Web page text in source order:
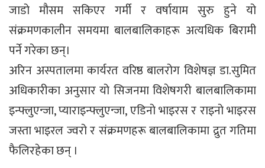
जाडो मौसम सकिएर गर्मी र वर्षायाम सुरु हुने यो
संक्रमणकालीन समयमा बालबालिकाहरू अत्यधिक बिरामी
पर्ने गरेका छन्।
अरिन अस्पतालमा कार्यरत वरिष्ठ बालरोग विशेषज्ञ डा.सुमित
अधिकारीका अनुसार यो सिजनमा विशेषगरी बालबालिकामा
इन्फ्लुएन्जा, प्याराइन्फ्लुएन्जा, एडिनो भाइरस र राइनो भाइरस
जस्ता भाइरल ज्वरो र संक्रमणहरू बालबालिकामा द्रुत गतिमा
फैलिरहेका छन् ।